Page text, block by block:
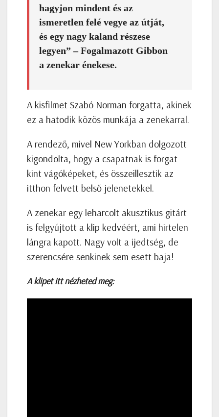
hagyjon mindent és az
ismeretlen felé vegye az útját,
és egy nagy kaland részese
legyen” – Fogalmazott Gibbon
a zenekar énekese.
A kisfilmet Szabó Norman forgatta, akinek
ez a hatodik közös munkája a zenekarral.
A rendező, mivel New Yorkban dolgozott
kigondolta, hogy a csapatnak is forgat
kint vágóképeket, és összeillesztik az
itthon felvett belső jelenetekkel.
A zenekar egy leharcolt akusztikus gitárt
is felgyújtott a klip kedvéért, ami hirtelen
lángra kapott. Nagy volt a ijedtség, de
szerencsére senkinek sem esett baja!
A klipet itt nézheted meg: